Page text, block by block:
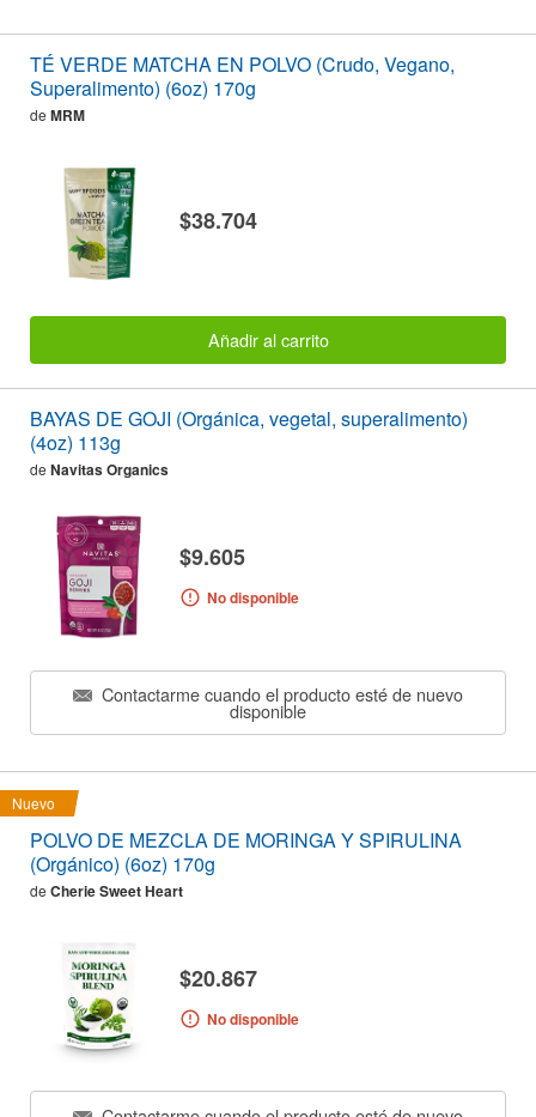
TÉ VERDE MATCHA EN POLVO (Crudo, Vegano,
Superalimento) (6oz) 170g
de MRM
$38.704
Añadir al carrito
BAYAS DE GOJI (Orgánica, vegetal, superalimento)
(4oz) 113g
de Navitas Organics
$9.605
No disponible
Contactarme cuando el producto esté de nuevo
disponible
Nuevo
POLVO DE MEZCLA DE MORINGA Y SPIRULINA
(Orgánico) (6oz) 170g
de Cherie Sweet Heart
$20.867
No disponible